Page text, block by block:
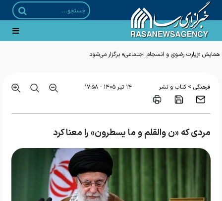
فرهنگی > کتاب و نشر ۱۴ تير ۱۴۰۵ - ۱۷:۵۸
مردی که «ن والقلم و ما یسطرون» را معنا کرد